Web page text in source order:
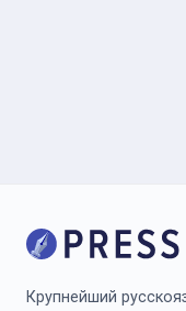
Крупнейший